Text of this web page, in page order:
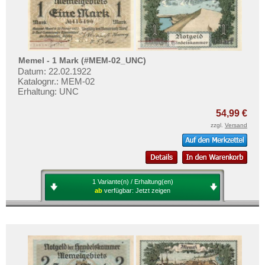
Norwegen
Österreich
Polen
Portugal
Rumänien
Schweden
Slowenien
Testbanknoten
Banknotenbriefe
Kataloge
Aufbewahrung
Gutscheine
Preislisten
Ankauf
Erhaltungsgrade
FAQ
Memel - 1 Mark (#MEM-02_UNC)
Datum: 22.02.1922
Katalognr.: MEM-02
Erhaltung: UNC
54,99 €
zzgl. Versand
1 Variante(n) / Erhaltung(en)
ab verfügbar: Jetzt zeigen